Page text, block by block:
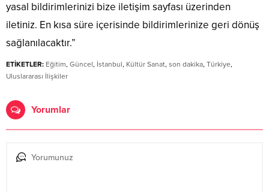
yasal bildirimlerinizi bize iletişim sayfası üzerinden
iletiniz. En kısa süre içerisinde bildirimlerinize geri dönüş
sağlanılacaktır.”
ETİKETLER: Eğitim, Güncel, İstanbul, Kültür Sanat, son dakika, Türkiye,
Uluslararası İlişkiler
Yorumlar